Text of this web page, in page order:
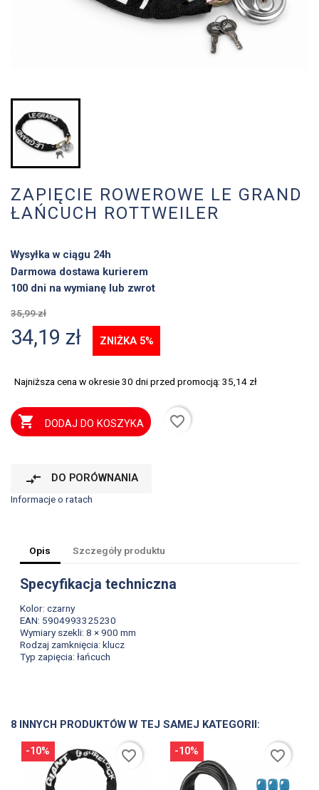
ZAPIĘCIE ROWEROWE LE GRAND
ŁAŃCUCH ROTTWEILER
Wysyłka w ciągu 24h
Darmowa dostawa kurierem
100 dni na wymianę lub zwrot
35,99 zł
34,19 zł ZNIŻKA 5%
Najniższa cena w okresie 30 dni przed promocją: 35,14 zł
 DODAJ DO KOSZYKA favorite_border
compare_arrows DO PORÓWNANIA
Informacje o ratach
Opis Szczegóły produktu
Specyfikacja techniczna
Kolor: czarny
EAN: 5904993325230
Wymiary szekli: 8 × 900 mm
Rodzaj zamknięcia: klucz
Typ zapięcia: łańcuch
8 INNYCH PRODUKTÓW W TEJ SAMEJ KATEGORII:
-10% favorite_border -10% favorite_border